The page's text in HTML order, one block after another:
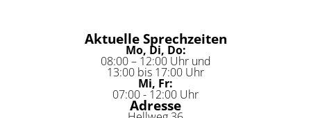
Aktuelle Sprechzeiten
Mo, Di, Do:
08:00 – 12:00 Uhr und
13:00 bis 17:00 Uhr
Mi, Fr:
07:00 - 12:00 Uhr
Adresse